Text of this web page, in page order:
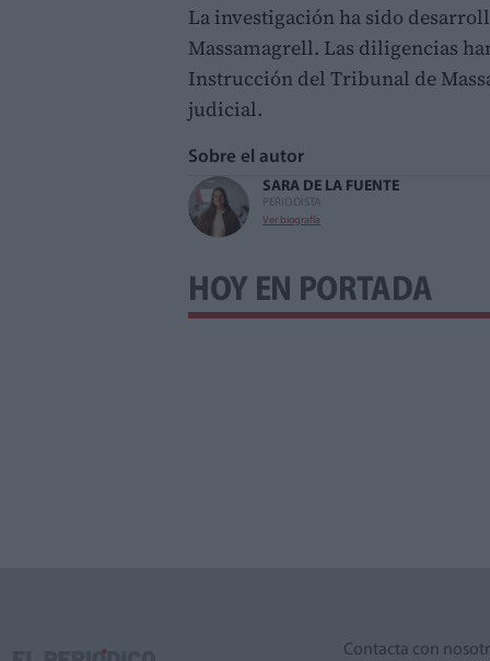
La investigación ha sido
Massamagrell. Las diligencias
Instrucción del Tribunal de
judicial.
Sobre el autor
SARA DE LA FUENTE
PERIODISTA
Ver biografía
HOY EN PORTADA
Contacta con